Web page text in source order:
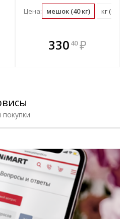
В комплекте
всегда выгоднее!
Цена: мешок (40 кг) кг (0.03
330 40 ₽